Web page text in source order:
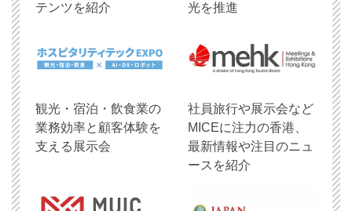
テンツを紹介
光を推進
観光・宿泊・飲食業の
業務効率と顧客体験を
支える展示会
社員旅行や展示会など
MICEに注力の香港、
最新情報や注目のニュ
ースを紹介